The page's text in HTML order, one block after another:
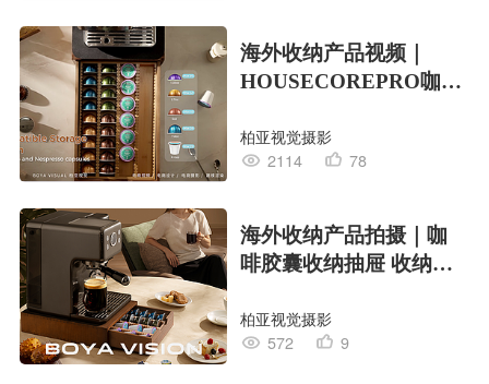
海外收纳产品视频｜
HOUSECOREPRO咖啡
柏亚视觉摄影
2114
78
海外收纳产品拍摄｜咖
啡胶囊收纳抽屉 收纳盒
柏亚视觉摄影
572
9